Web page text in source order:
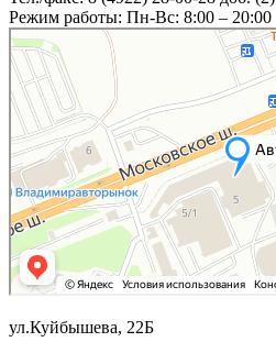
Режим работы: Пн-Вс: 8:00 – 20:00
ул.Куйбышева, 22Б